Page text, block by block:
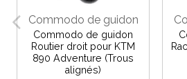
Commodo de guidon
Commodo de guidon
Routier droit pour KTM
890 Adventure (Trous
alignés)